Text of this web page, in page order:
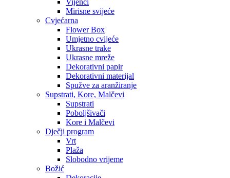
Vijenci
Mirisne svijeće
Cvjećarna
Flower Box
Umjetno cvijeće
Ukrasne trake
Ukrasne mreže
Dekorativni papir
Dekorativni materijal
Spužve za aranžiranje
Supstrati, Kore, Malčevi
Supstrati
Poboljšivači
Kore i Malčevi
Dječji program
Vrt
Plaža
Slobodno vrijeme
Božić